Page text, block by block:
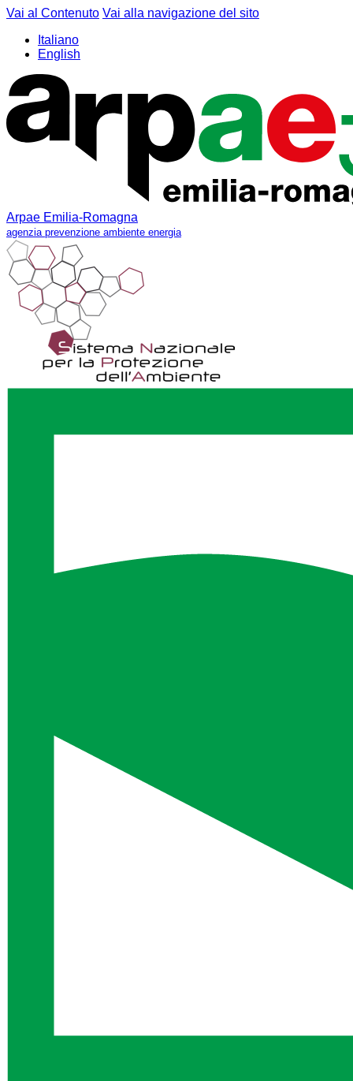
Vai al Contenuto Vai alla navigazione del sito
Italiano
English
Arpae Emilia-Romagna
agenzia prevenzione ambiente energia